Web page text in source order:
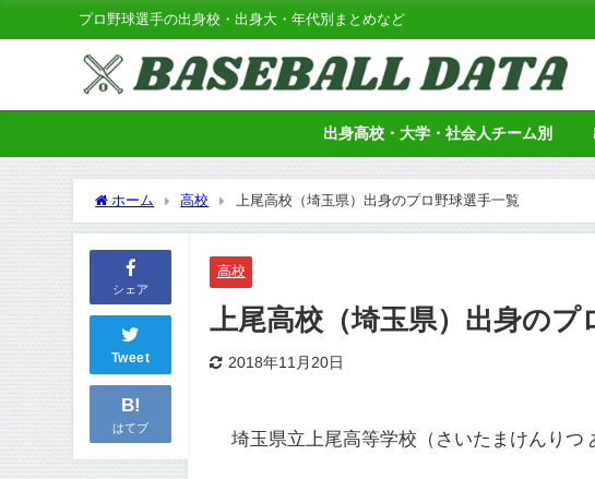
プロ野球選手の出身校・出身大・年代別まとめなど
出身高校・大学・社会人チーム別
ホーム 高校 上尾高校（埼玉県）出身のプロ野球選手一覧
シェア
Tweet
B!
はてブ
高校
上尾高校（埼玉県）出身の
2018年11月20日
埼玉県立上尾高等学校（さいたまけんりつ